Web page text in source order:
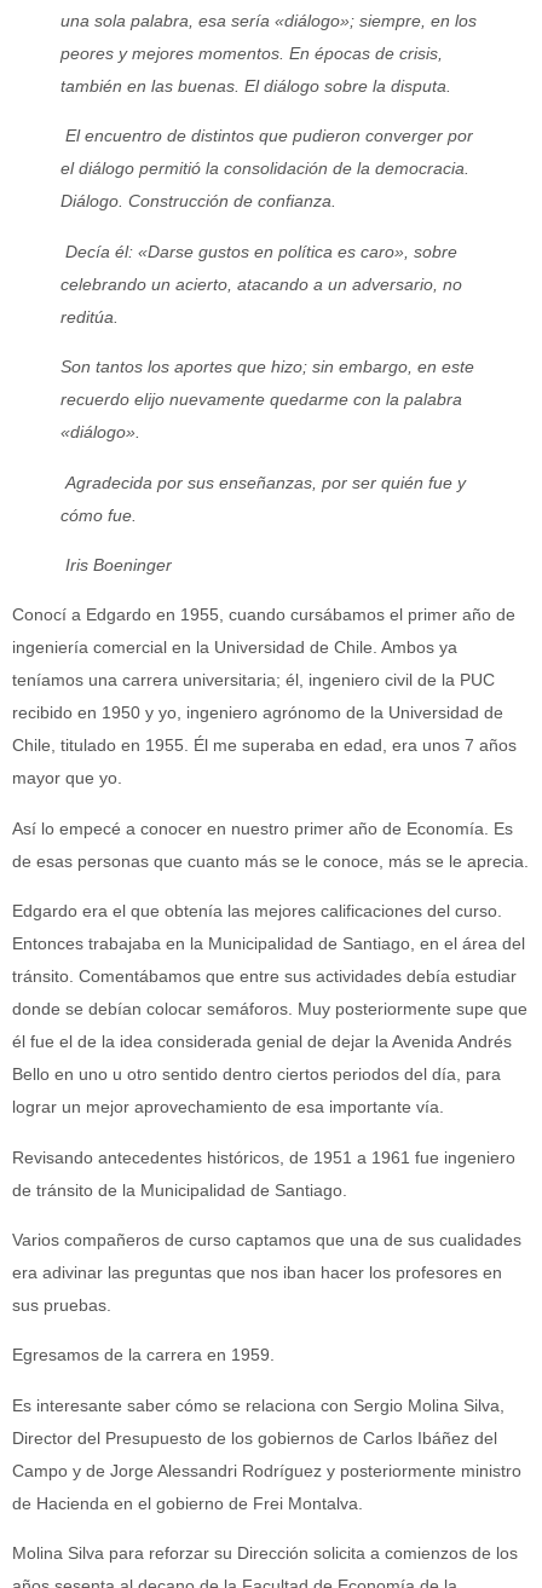
una sola palabra, esa sería «diálogo»; siempre, en los
peores y mejores momentos. En épocas de crisis,
también en las buenas. El diálogo sobre la disputa.
El encuentro de distintos que pudieron converger por
el diálogo permitió la consolidación de la democracia.
Diálogo. Construcción de confianza.
Decía él: «Darse gustos en política es caro», sobre
celebrando un acierto, atacando a un adversario, no
reditúa.
Son tantos los aportes que hizo; sin embargo, en este
recuerdo elijo nuevamente quedarme con la palabra
«diálogo».
Agradecida por sus enseñanzas, por ser quién fue y
cómo fue.
Iris Boeninger
Conocí a Edgardo en 1955, cuando cursábamos el primer año de
ingeniería comercial en la Universidad de Chile. Ambos ya
teníamos una carrera universitaria; él, ingeniero civil de la PUC
recibido en 1950 y yo, ingeniero agrónomo de la Universidad de
Chile, titulado en 1955. Él me superaba en edad, era unos 7 años
mayor que yo.
Así lo empecé a conocer en nuestro primer año de Economía. Es
de esas personas que cuanto más se le conoce, más se le aprecia.
Edgardo era el que obtenía las mejores calificaciones del curso.
Entonces trabajaba en la Municipalidad de Santiago, en el área del
tránsito. Comentábamos que entre sus actividades debía estudiar
donde se debían colocar semáforos. Muy posteriormente supe que
él fue el de la idea considerada genial de dejar la Avenida Andrés
Bello en uno u otro sentido dentro ciertos periodos del día, para
lograr un mejor aprovechamiento de esa importante vía.
Revisando antecedentes históricos, de 1951 a 1961 fue ingeniero
de tránsito de la Municipalidad de Santiago.
Varios compañeros de curso captamos que una de sus cualidades
era adivinar las preguntas que nos iban hacer los profesores en
sus pruebas.
Egresamos de la carrera en 1959.
Es interesante saber cómo se relaciona con Sergio Molina Silva,
Director del Presupuesto de los gobiernos de Carlos Ibáñez del
Campo y de Jorge Alessandri Rodríguez y posteriormente ministro
de Hacienda en el gobierno de Frei Montalva.
Molina Silva para reforzar su Dirección solicita a comienzos de los